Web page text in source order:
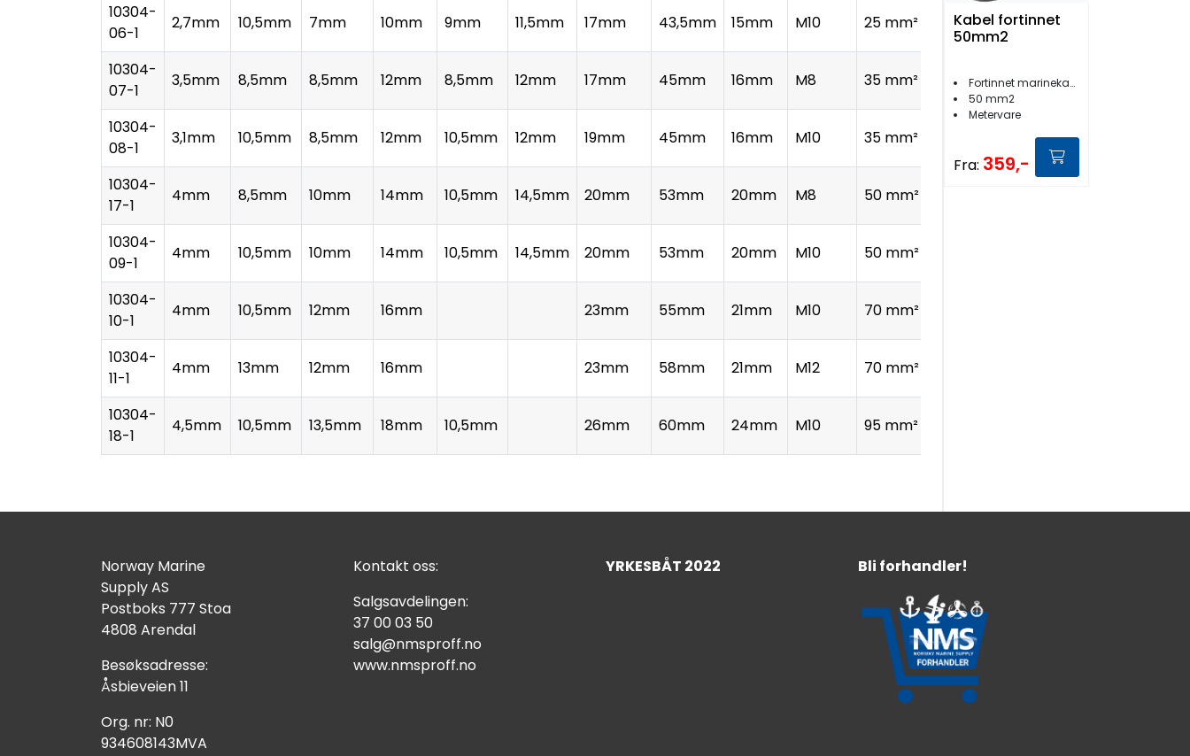
10304-
06-1
2,7mm 10,5mm 7mm 10mm 9mm 11,5mm 17mm 43,5mm 15mm M10 25 mm²
10304-
07-1
3,5mm 8,5mm 8,5mm 12mm 8,5mm 12mm 17mm 45mm 16mm M8 35 mm²
10304-
08-1
3,1mm 10,5mm 8,5mm 12mm 10,5mm 12mm 19mm 45mm 16mm M10 35 mm²
10304-
17-1
4mm 8,5mm 10mm 14mm 10,5mm 14,5mm 20mm 53mm 20mm M8 50 mm²
10304-
09-1
4mm 10,5mm 10mm 14mm 10,5mm 14,5mm 20mm 53mm 20mm M10 50 mm²
10304-
10-1
4mm 10,5mm 12mm 16mm 23mm 55mm 21mm M10 70 mm²
10304-
11-1
4mm 13mm 12mm 16mm 23mm 58mm 21mm M12 70 mm²
10304-
18-1
4,5mm 10,5mm 13,5mm 18mm 10,5mm 26mm 60mm 24mm M10 95 mm²
Kabel fortinnet
50mm2
Fortinnet marinekabel
50 mm2
Metervare
Fra: 359,-
Norway Marine
Supply AS
Postboks 777 Stoa
4808 Arendal
Besøksadresse:
Åsbieveien 11
Org. nr: N0
934608143MVA
Kontakt oss:
Salgsavdelingen:
37 00 03 50
salg@nmsproff.no
www.nmsproff.no
YRKESBÅT 2022 Bli forhandler!